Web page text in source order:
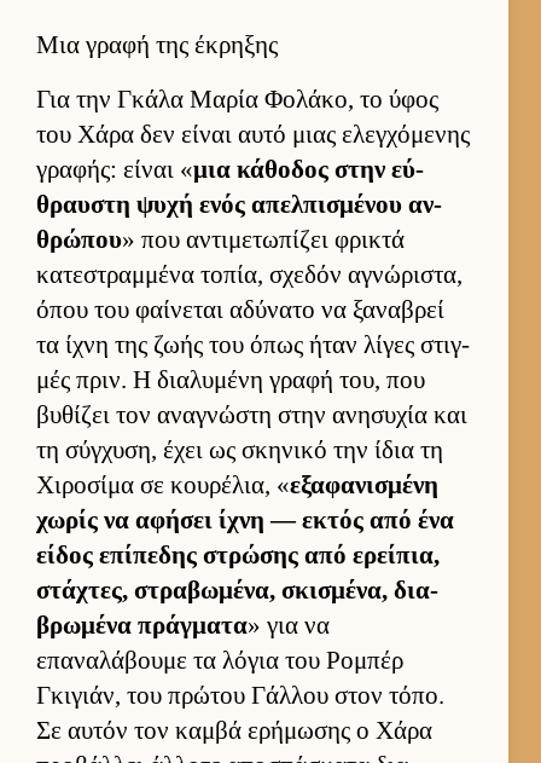
Μια γραφή της έκρηξης
Για την Γκάλα Μαρία Φολάκο, το ύφος
του Χάρα δεν εί­ναι αυτό μιας ελεγ­χόμενης
γραφής: εί­ναι «μια κάθοδος στην εύ­
θραυ­στη ψυχή ενός απελ­πισμένου αν­
θρώπου» που αντιμετωπίζει φρικτά
κατεστραμ­μένα τοπία, σχεδόν αγνώριστα,
όπου του φαί­νεται αδύνατο να ξαναβρεί
τα ίχνη της ζωής του όπως ήταν λίγες στιγ­
μές πριν. Η δια­λυμένη γραφή του, που
βυθίζει τον αναγνώστη στην ανησυχία και
τη σύγ­χυση, έχει ως σκηνικό την ίδια τη
Χιροσίμα σε κου­ρέλια, «εξαφανισμένη
χωρίς να αφήσει ίχνη — εκτός από ένα
εί­δος επίπεδης στρώσης από ερεί­πια,
στάχτες, στραβωμένα, σκισμένα, δια­
βρωμένα πράγ­ματα» για να
επαναλάβουμε τα λόγια του Ρομπέρ
Γκιγιάν, του πρώτου Γάλ­λου στον τόπο.
Σε αυ­τόν τον καμβά ερήμωσης ο Χάρα